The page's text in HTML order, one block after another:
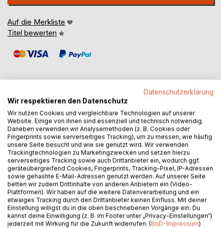
Auf die Merkliste
Titel bewerten
BESCHREIBUNG
Zwei Fische schwimmen durch das Meer. Was sie da wohl
erleben? Finde es heraus und male die Bilder zur
Reimgeschichte mit deinen Lieblingsfarben aus.
AUTOR/IN
PRESSESTIMMEN
Datenschutzerklärung
Wir respektieren den Datenschutz
Wir nutzen Cookies und vergleichbare Technologien auf unserer
Website. Einige von ihnen sind essenziell und technisch notwendig.
Daneben verwenden wir Analysemethoden (z. B. Cookies oder
Fingerprints sowie serverseitiges Tracking), um zu messen, wie häufig
unsere Seite besucht und wie sie genutzt wird. Wir verwenden
Trackingtechnologien zu Marketingzwecken und setzen hierzu
serverseitiges Tracking sowie auch Drittanbieter ein, wodurch ggf.
geräteübergreifend Cookies, Fingerprints, Tracking-Pixel, IP-Adressen
sowie gehashte E-Mail-Adressen genutzt werden. Auf unserer Seite
betten wir zudem Drittinhalte von anderen Anbietern ein (Video-
Plattformen). Wir haben auf die weitere Datenverarbeitung und ein
etwaiges Tracking durch den Drittanbieter keinen Einfluss. Mit deiner
Einstellung willigst du in die oben beschriebenen Vorgänge ein. Du
kannst deine Einwilligung (z. B. im Footer unter „Privacy-Einstellungen“)
jederzeit mit Wirkung für die Zukunft widerrufen. (BoD-Impressum)